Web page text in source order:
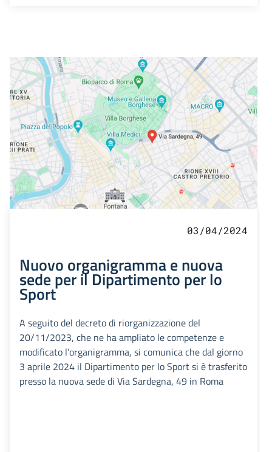
03/04/2024
Nuovo organigramma e nuova
sede per il Dipartimento per lo
Sport
A seguito del decreto di riorganizzazione del
20/11/2023, che ne ha ampliato le competenze e
modificato l’organigramma, si comunica che dal giorno
3 aprile 2024 il Dipartimento per lo Sport si è trasferito
presso la nuova sede di Via Sardegna, 49 in Roma